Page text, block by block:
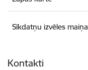
Sīkdatņu izvēles maiņa
Kontakti